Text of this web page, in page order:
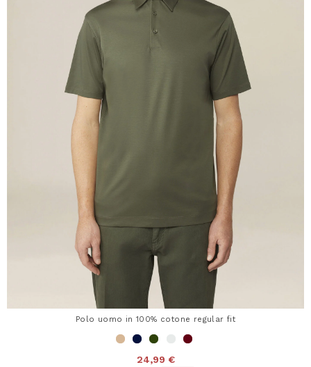
Polo uomo in 100% cotone regular fit
24,99 €